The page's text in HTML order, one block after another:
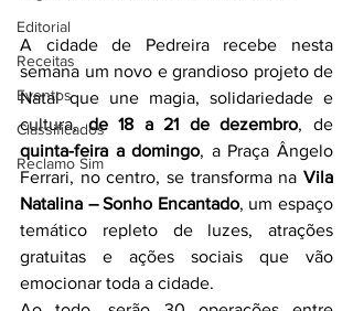
Editorial
Receitas
Eventos
Classificados
Reclamo Sim
A cidade de Pedreira recebe nesta
semana um novo e grandioso projeto de
Natal que une magia, solidariedade e
cultura, de 18 a 21 de dezembro
quinta-feira a domingo, a Praça Ângelo
Ferrari, no centro, se transforma na Vila
Natalina – Sonho Encantado, um espaço
temático repleto de luzes, atrações
gratuitas e ações sociais que vão
emocionar toda a cidade.